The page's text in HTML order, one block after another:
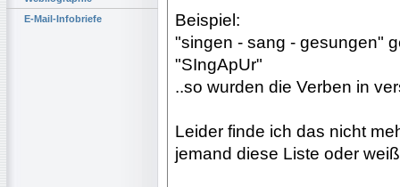
E-Mail-Infobriefe
Beispiel:
"singen - sang - gesungen"
"SIngApUr"
..so wurden die Verben in
Leider finde ich das nicht
jemand diese Liste oder